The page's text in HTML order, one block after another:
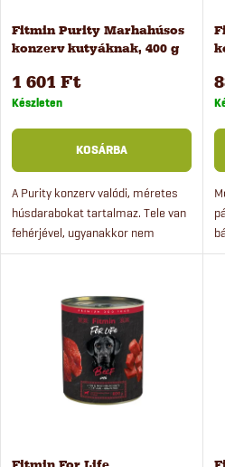
e
k
r
e
n
s
é
k
e
k
l
i
Fitmin Purity Marhahúsos
konzerv kutyáknak, 400 g
1 601 Ft
Készleten
KOSÁRBA
A Purity konzerv valódi, méretes
húsdarabokat tartalmaz. Tele van
fehérjével, ugyanakkor nem
tartalmaz szóját, glutént,